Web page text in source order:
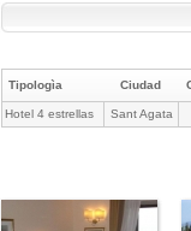
Tipologìa Ciudad
Hotel 4 estrellas Sant Agata